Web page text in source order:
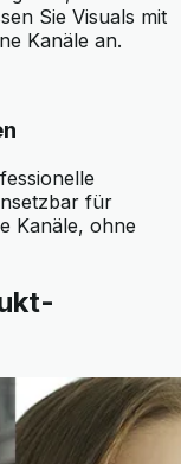
Sie Visuals mit
Kanäle an.
für
Kanäle, ohne